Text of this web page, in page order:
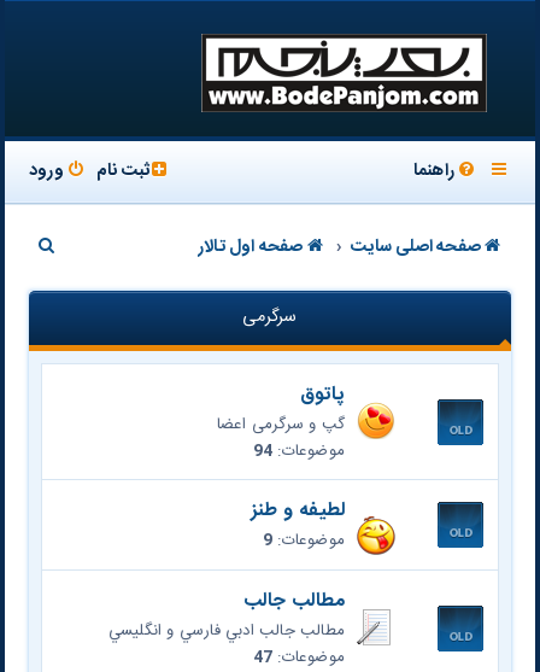
راهنما ورود ثبت نام
صفحه اصلی سایت صفحه اول تالار
س
ج
سرگرمی
پاتوق
گپ و سرگرمی اعضا
موضوعات: 94
لطیفه و طنز
موضوعات: 9
مطالب جالب
مطالب جالب ادبي فارسي و انگليسي
موضوعات: 47